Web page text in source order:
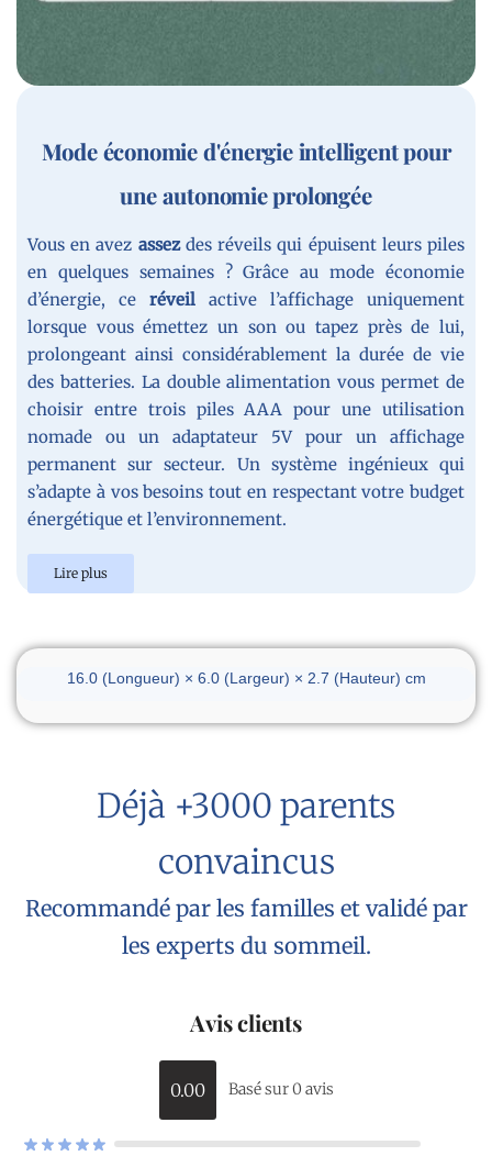
Mode économie d'énergie intelligent pour
une autonomie prolongée
Vous en avez assezdes réveils qui épuisent leurs piles
en quelques semaines ? Grâce au mode économie
d’énergie, ce réveil active l’affichage uniquement
lorsque vous émettez un son ou tapez près de lui,
prolongeant ainsi considérablement la durée de vie
des batteries. La double alimentation vous permet de
choisir entre trois piles AAA pour une utilisation
nomade ou un adaptateur 5V pour un affichage
permanent sur secteur. Un système ingénieux qui
s’adapte à vos besoins tout en respectant votre budget
énergétique et l’environnement.
Lire plus
Dimensions du réveil
16.0 (Longueur) × 6.0 (Largeur) × 2.7 (Hauteur) cm
Déjà +3000 parents
convaincus
Recommandé par les familles et validé par
les experts du sommeil.
Avis clients
0.00 Basé sur 0 avis